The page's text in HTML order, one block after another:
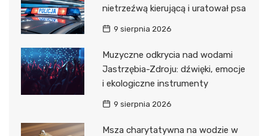
nietrzeźwą kierującą i uratował psa
9 sierpnia 2026
Muzyczne odkrycia nad wodami
Jastrzębia-Zdroju: dźwięki, emocje
i ekologiczne instrumenty
9 sierpnia 2026
Msza charytatywna na wodzie w